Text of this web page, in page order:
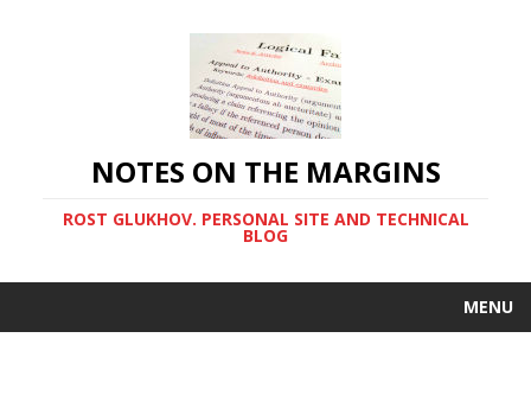
NOTES ON THE MARGINS
ROST GLUKHOV. PERSONAL SITE AND TECHNICAL
BLOG
MENU